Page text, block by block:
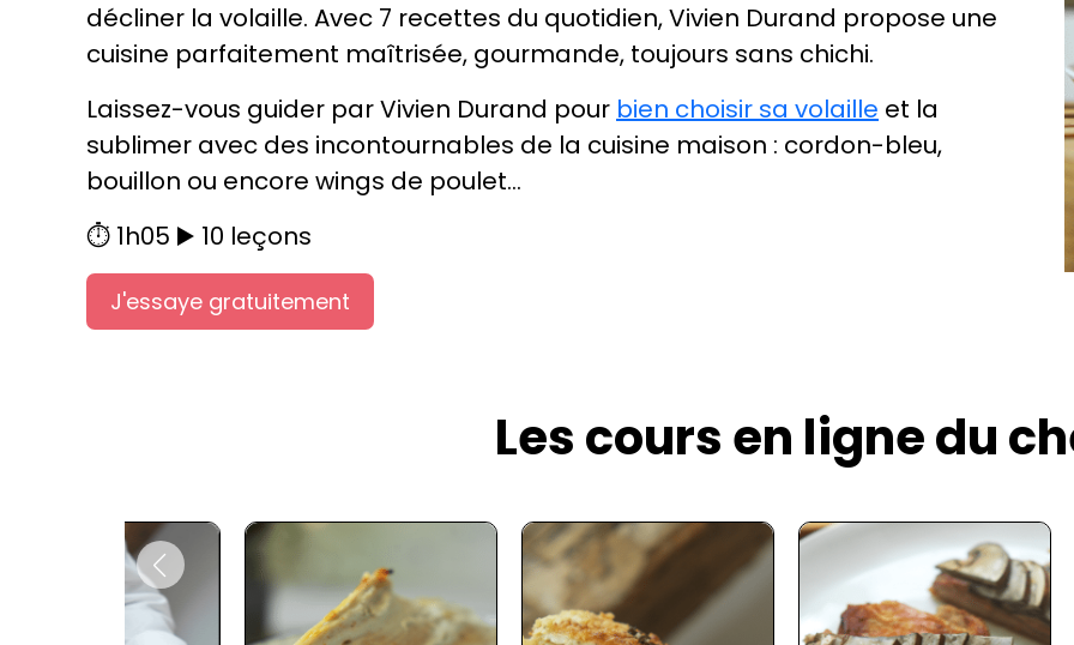
décliner la volaille. Avec 7 recettes du quotidien, Vivien Durand propose une
cuisine parfaitement maîtrisée, gourmande, toujours sans chichi.
Laissez-vous guider par Vivien Durand pour bien choisir sa volaille et la
sublimer avec des incontournables de la cuisine maison : cordon-bleu,
bouillon ou encore wings de poulet…
⏱️ 1h05 ▶️ 10 leçons
J'essaye gratuitement
Les cours en ligne du